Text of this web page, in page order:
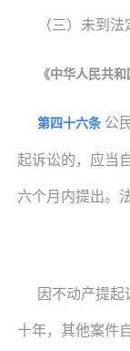
（三）未到法
《中华人民共
第四十六条 公
起诉讼的，应当
六个月内提出。
因不动产提
十年，其他案件